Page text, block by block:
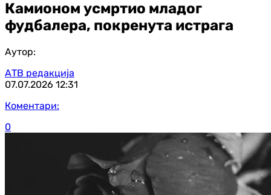
Камионом усмртио младог
фудбалера, покренута истрага
Аутор:
АТВ редакција
07.07.2026 12:31
Коментари:
0